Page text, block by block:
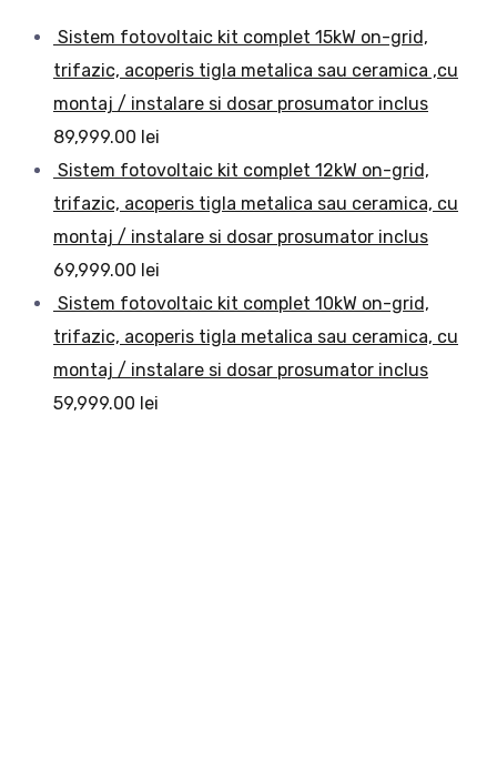
Sistem fotovoltaic kit complet 15kW on-grid,
trifazic, acoperis tigla metalica sau ceramica ,cu
montaj / instalare si dosar prosumator inclus
89,999.00 lei
Sistem fotovoltaic kit complet 12kW on-grid,
trifazic, acoperis tigla metalica sau ceramica, cu
montaj / instalare si dosar prosumator inclus
69,999.00 lei
Sistem fotovoltaic kit complet 10kW on-grid,
trifazic, acoperis tigla metalica sau ceramica, cu
montaj / instalare si dosar prosumator inclus
59,999.00 lei